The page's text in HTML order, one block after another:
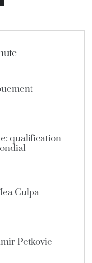
qualification
Culpa
Petkovic